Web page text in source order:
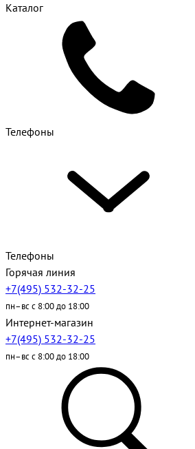
Каталог
Телефоны
Телефоны
Горячая линия
+7(495) 532-32-25
пн–вс с 8:00 до 18:00
Интернет-магазин
+7(495) 532-32-25
пн–вс с 8:00 до 18:00